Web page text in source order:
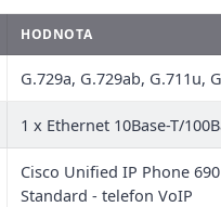
HODNOTA
G.729a, G.729ab, G.711u,
1 x Ethernet 10Base-T/
Cisco Unified IP Phone
Standard - telefon VoIP